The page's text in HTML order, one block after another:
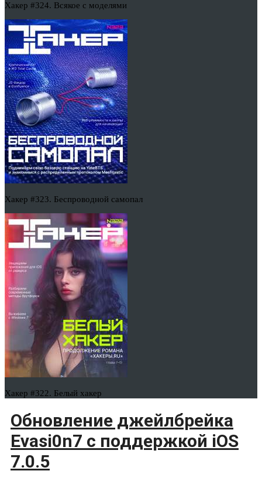
Хакер #324. Всякое с моделями
Хакер #323. Беспроводной самопал
Хакер #322. Белый хакер
Обновление джейлбрейка
Evasi0n7 с поддержкой iOS
7.0.5